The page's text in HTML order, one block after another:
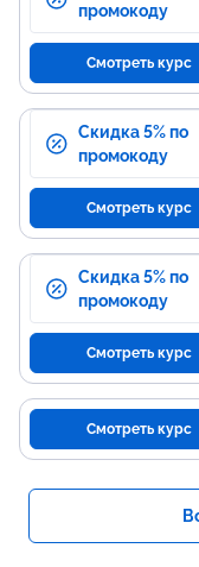
промокоду
Смотреть курс
Скидка 5% по
промокоду
Смотреть курс
Скидка 5% по
промокоду
Смотреть курс
Смотреть курс